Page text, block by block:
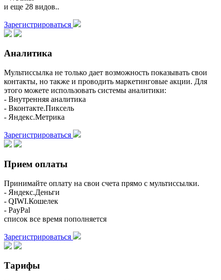
и еще 28 видов..
Зарегистрироваться
Аналитика
Мультиссылка не только дает возможность показывать свои
контакты, но также и проводить маркетинговые акции. Для
этого можете использовать системы аналитики:
- Внутренняя аналитика
- Вконтакте.Пиксель
- Яндекс.Метрика
Зарегистрироваться
Прием оплаты
Принимайте оплату на свои счета прямо с мультиссылки.
- Яндекс.Деньги
- QIWI.Кошелек
- PayPal
список все время пополняется
Зарегистрироваться
Тарифы